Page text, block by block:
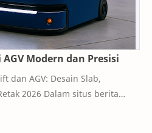
Modern dan Presisi
dan AGV: Desain Slab,
situs berita